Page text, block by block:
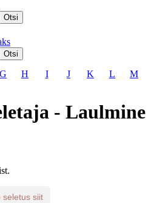
Otsi
Otsi
G H I J K L M
- Laulmine
seletus siit